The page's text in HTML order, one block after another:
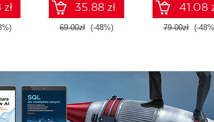
35.88 zł
69.00zł (-48%)
41.08
79.00zł (-